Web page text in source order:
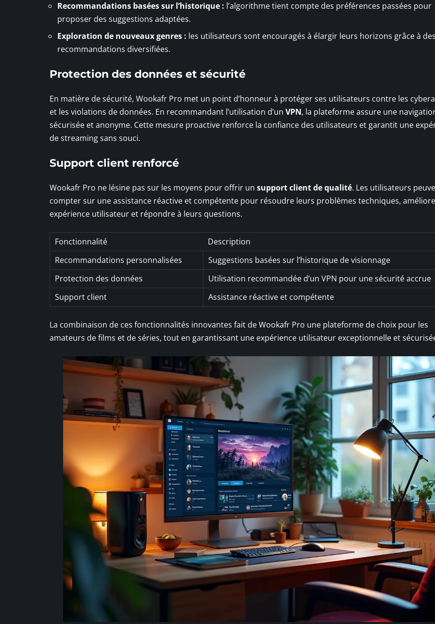
Recommandations basées sur l’historique : l’algorithme tient compte des préférences passées pour
proposer des suggestions adaptées.
Exploration de nouveaux genres : les utilisateurs sont encouragés à élargir leurs horizons grâce à des
recommandations diversifiées.
Protection des données et sécurité
En matière de sécurité, Wookafr Pro met un point d’honneur à protéger ses utilisateurs contre les
et les violations de données. En recommandant l’utilisation d’un VPN, la plateforme assure une
sécurisée et anonyme. Cette mesure proactive renforce la confiance des utilisateurs et garantit une
de streaming sans souci.
Support client renforcé
Wookafr Pro ne lésine pas sur les moyens pour offrir un support client de qualité. Les utilisateurs
compter sur une assistance réactive et compétente pour résoudre leurs problèmes techniques,
expérience utilisateur et répondre à leurs questions.
Fonctionnalité
Description
Recommandations personnalisées
Suggestions basées sur l’historique de visionnage
Protection des données
Utilisation recommandée d’un VPN pour une sécurité accrue
Support client
Assistance réactive et compétente
La combinaison de ces fonctionnalités innovantes fait de Wookafr Pro une plateforme de choix pour les
amateurs de films et de séries, tout en garantissant une expérience utilisateur exceptionnelle et